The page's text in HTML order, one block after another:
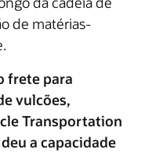
de matérias-
frete para
vulcões,
Transportation
a capacidade